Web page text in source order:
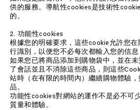
供的服務。導航性cookies是技術性
的。
2. 功能性cookies
根據您的明確要求，這些cookie允許您
行識別，以便您不必每次都輸入您的信息
如果您已將商品添加到購物袋中，並在
了會話並且不消除這些商品，則這些
站時（在有限的時間內）繼續購物體驗
品。
功能性cookies對網站的運作不是必不可
質量和體驗。